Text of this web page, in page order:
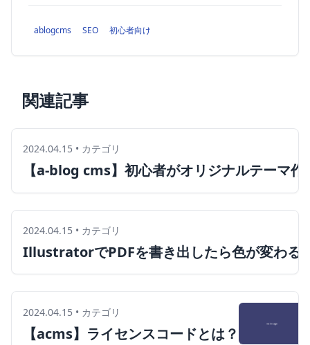
ablogcms SEO 初心者向け
関連記事
2024.04.15 • カテゴリ
【a-blog cms】初心者がオリジナルテーマ
2024.04.15 • カテゴリ
IllustratorでPDFを書き出したら色が変わる
2024.04.15 • カテゴリ
【acms】ライセンスコードとは？